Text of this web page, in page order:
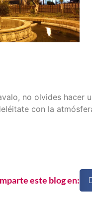
no olvides hacer
con la
este blog en: